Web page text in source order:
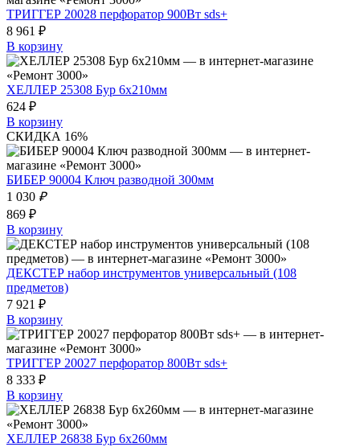
ТРИГГЕР 20028 перфоратор 900Вт sds+
8 961 ₽
В корзину
ХЕЛЛЕР 25308 Бур 6х210мм
624 ₽
В корзину
СКИДКА 16%
БИБЕР 90004 Ключ разводной 300мм
1 030 ₽
869 ₽
В корзину
ДЕКСТЕР набор инструментов универсальный (108
предметов)
7 921 ₽
В корзину
ТРИГГЕР 20027 перфоратор 800Вт sds+
8 333 ₽
В корзину
ХЕЛЛЕР 26838 Бур 6х260мм